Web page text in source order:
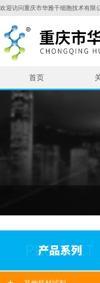
欢迎访问重庆市华雅干细胞技术有限
首页